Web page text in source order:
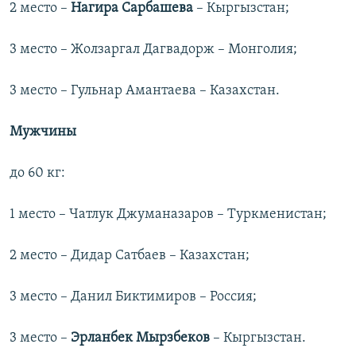
2 место – Нагира Сарбашева – Кыргызстан;
3 место – Жолзаргал Дагвадорж – Монголия;
3 место – Гульнар Амантаева – Казахстан.
Мужчины
до 60 кг:
1 место – Чатлук Джуманазаров – Туркменистан;
2 место – Дидар Сатбаев – Казахстан;
3 место – Данил Биктимиров – Россия;
3 место – Эрланбек Мырзбеков – Кыргызстан.